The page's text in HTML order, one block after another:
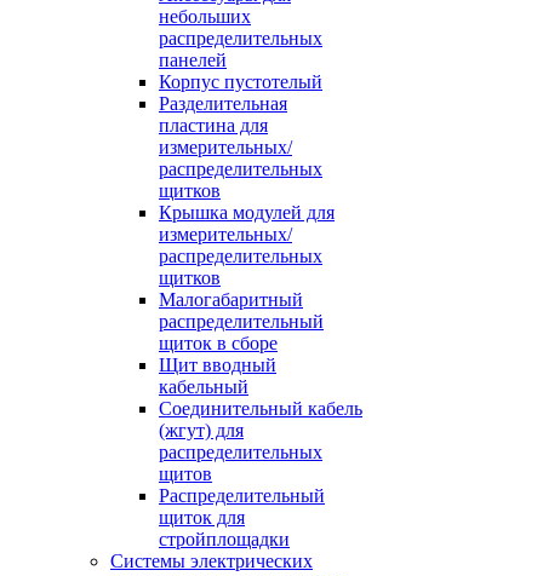
небольших
распределительных
панелей
Корпус пустотелый
Разделительная
пластина для
измерительных/
распределительных
щитков
Крышка модулей для
измерительных/
распределительных
щитков
Малогабаритный
распределительный
щиток в сборе
Щит вводный
кабельный
Соединительный кабель
(жгут) для
распределительных
щитов
Распределительный
щиток для
стройплощадки
Системы электрических